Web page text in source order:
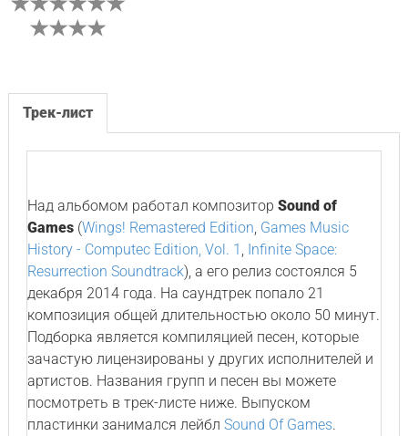
Трек-лист
Над альбомом работал композитор Sound of
Games(Wings! Remastered Edition, Games Music
History - Computec Edition, Vol. 1 , Infinite Space:
Resurrection Soundtrack), а его релиз состоялся 5
декабря 2014 года. На саундтрек попало 21
композиция общей длительностью около 50 минут.
Подборка является компиляцией песен, которые
зачастую лицензированы у других исполнителей и
артистов. Названия групп и песен вы можете
посмотреть в трек-листе ниже. Выпуском
пластинки занимался лейбл Sound Of Games.